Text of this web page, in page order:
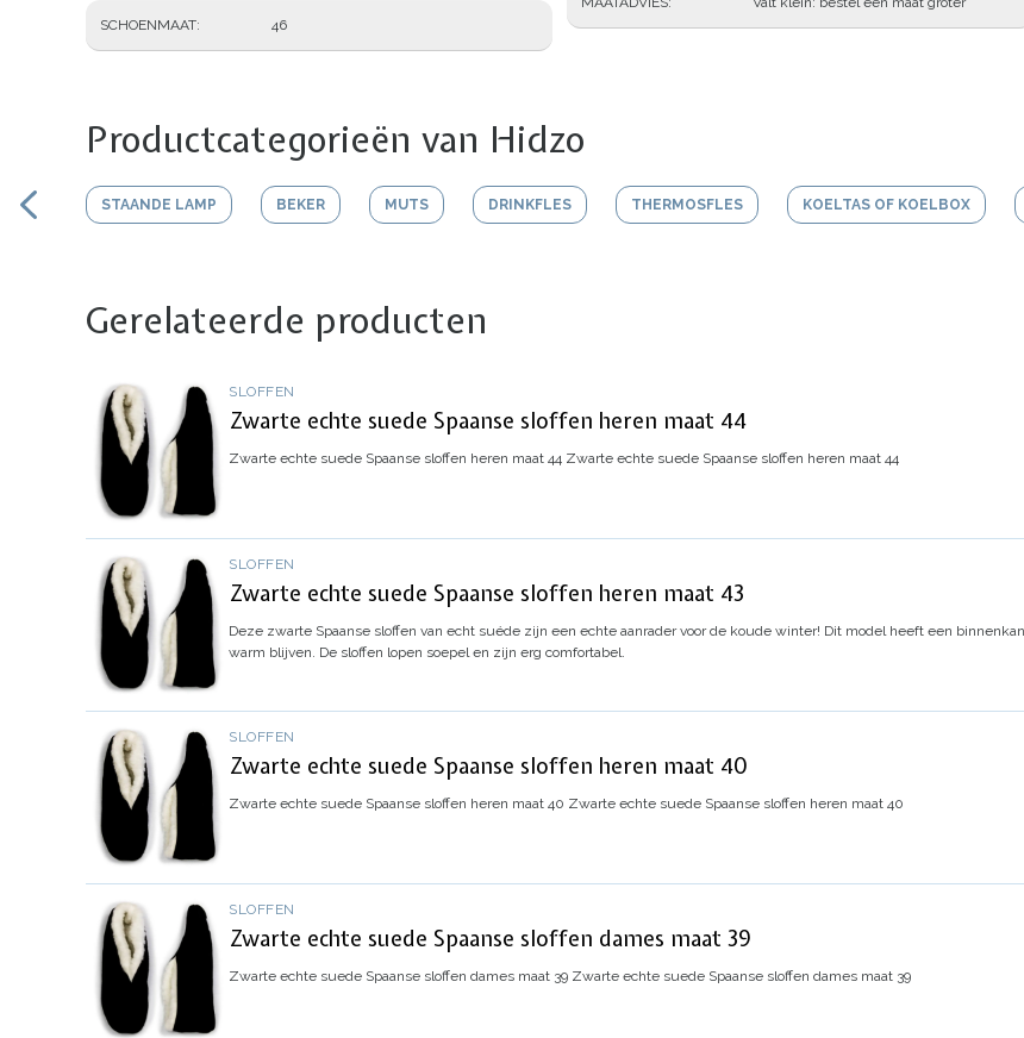
SCHOENMAAT 46
Productcategorieën van Hidzo
STAANDE LAMP BEKER MUTS DRINKFLES THERMOSFLES KOELTAS OF KOELBOX
Gerelateerde producten
SLOFFEN
Zwarte echte suede Spaanse sloffen heren maat 44
Zwarte echte suede Spaanse sloffen heren maat 44 Zwarte echte suede Spaanse sloffen heren maat 44
SLOFFEN
Zwarte echte suede Spaanse sloffen heren maat 43
Deze zwarte Spaanse sloffen van echt suéde zijn een echte aanrader voor de koude winter! Dit model heeft een
warm blijven. De sloffen lopen soepel en zijn erg comfortabel.
SLOFFEN
Zwarte echte suede Spaanse sloffen heren maat 40
Zwarte echte suede Spaanse sloffen heren maat 40 Zwarte echte suede Spaanse sloffen heren maat 40
SLOFFEN
Zwarte echte suede Spaanse sloffen dames maat 39
Zwarte echte suede Spaanse sloffen dames maat 39 Zwarte echte suede Spaanse sloffen dames maat 39